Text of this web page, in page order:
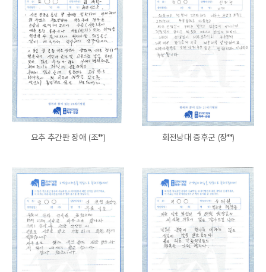
요추 추간판 장애 (조**) 회전낭대 증후군 (장**)